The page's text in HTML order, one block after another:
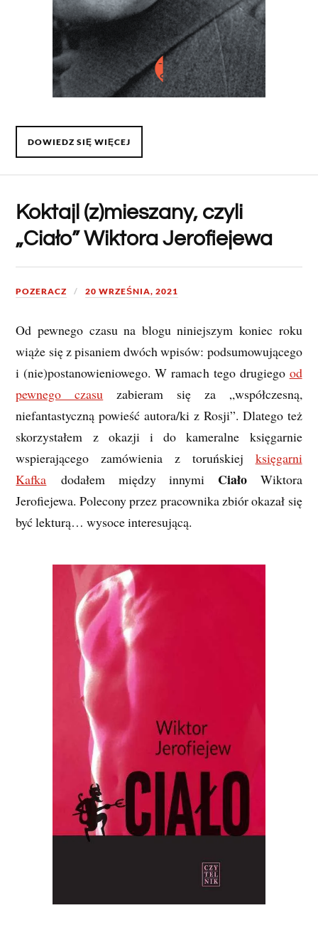
DOWIEDZ SIĘ WIĘCEJ
Koktajl (z)mieszany, czyli
„Ciało” Wiktora Jerofiejewa
POZERACZ 20 WRZEŚNIA, 2021
Od pewnego czasu na blogu niniejszym koniec roku
wiąże się z pisaniem dwóch wpisów: podsumowującego
i (nie)postanowieniowego. W ramach tego drugiego od
pewnego czasu zabieram się za „współczesną,
niefantastyczną powieść autora/ki z Rosji”. Dlatego też
skorzystałem z okazji i do kameralne księgarnie
wspierającego zamówienia z toruńskiej księgarni
Kafka dodałem między innymi CiałoWiktora
Jerofiejewa. Polecony przez pracownika zbiór okazał się
być lekturą… wysoce interesującą.